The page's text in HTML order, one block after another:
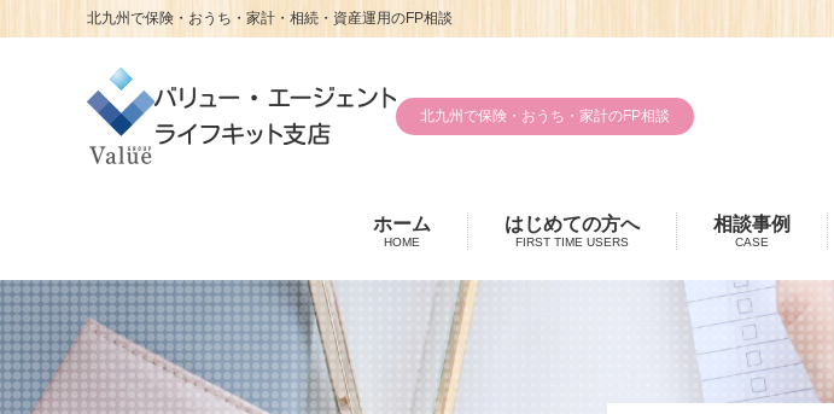
北九州で保険・おうち・家計・相続・資産運用のFP相談
北九州で保険・おうち・家計のFP相談
ホーム
HOME
はじめての方へ
FIRST TIME USERS
相談事例
CASE